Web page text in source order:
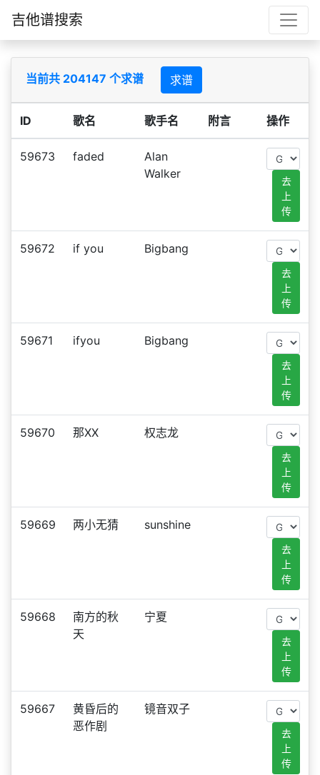
吉他谱搜索
当前共 204147 个求谱 求谱
ID 歌名 歌手名 附言 操作
59673 faded
Alan
Walker
去
上
传
59672 if you Bigbang
去
上
传
59671 ifyou Bigbang
去
上
传
59670 那XX 权志龙
去
上
传
59669 两小无猜 sunshine
去
上
传
59668
南方的秋
天
宁夏
去
上
传
59667
黄昏后的
恶作剧
镜音双子
去
上
传